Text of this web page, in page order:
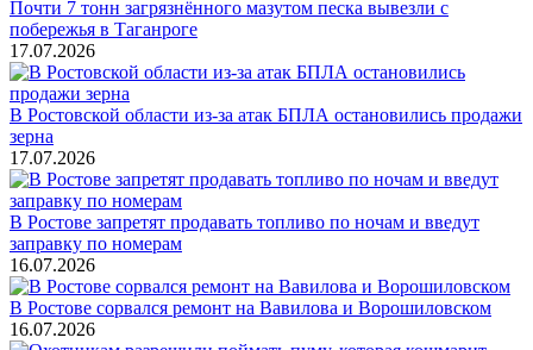
Почти 7 тонн загрязнённого мазутом песка вывезли с
побережья в Таганроге
17.07.2026
В Ростовской области из-за атак БПЛА остановились продажи
зерна
17.07.2026
В Ростове запретят продавать топливо по ночам и введут
заправку по номерам
16.07.2026
В Ростове сорвался ремонт на Вавилова и Ворошиловском
16.07.2026